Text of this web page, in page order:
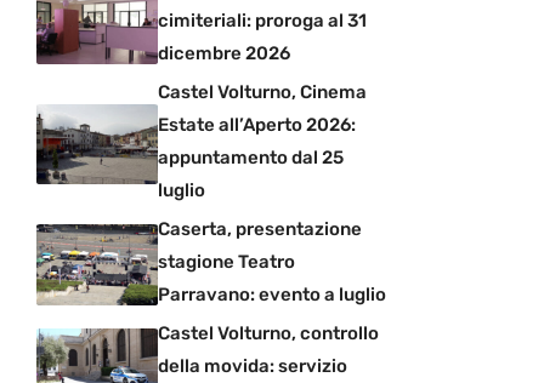
cimiteriali: proroga al 31
dicembre 2026
Castel Volturno, Cinema
Estate all’Aperto 2026:
appuntamento dal 25
luglio
Caserta, presentazione
stagione Teatro
Parravano: evento a luglio
Castel Volturno, controllo
della movida: servizio